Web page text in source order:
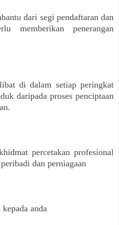
dari segi pendaftaran dan
memberikan penerangan
di dalam setiap peringkat
daripada proses penciptaan
percetakan profesional
dan perniagaan
anda